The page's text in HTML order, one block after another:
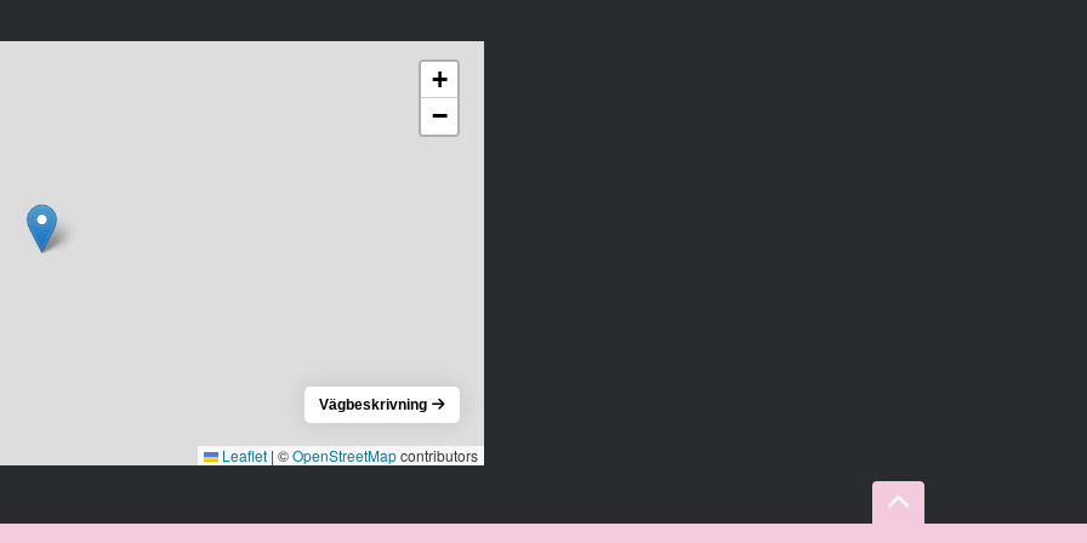
+
−
Leaflet | ©OpenStreetMapcontributors
Vägbeskrivning